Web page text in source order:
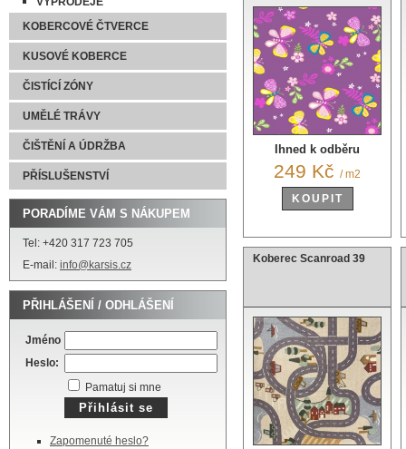
KOBERCOVÉ ČTVERCE
KUSOVÉ KOBERCE
ČISTÍCÍ ZÓNY
UMĚLÉ TRÁVY
ČIŠTĚNÍ A ÚDRŽBA
PŘÍSLUŠENSTVÍ
PORADÍME VÁM S NÁKUPEM
Tel: +420 317 723 705
E-mail: info@karsis.cz
PŘIHLÁŠENÍ / ODHLÁŠENÍ
Jméno
Heslo:
Pamatuj si mne
Zapomenuté heslo?
Ihned k odběru
249 Kč / m2
KOUPIT
Koberec Scanroad 39